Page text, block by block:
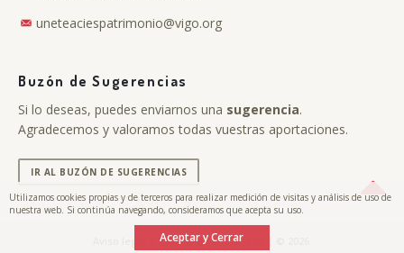
uneteaciespatrimonio@vigo.org
Buzón de Sugerencias
Si lo deseas, puedes enviarnos una sugerencia.
Agradecemos y valoramos todas vuestras aportaciones.
IR AL BUZÓN DE SUGERENCIAS
Aviso legal y Política de privacidad
Utilizamos cookies propias y de terceros para realizar medición de visitas y análisis de uso de
nuestra web. Si continúa navegando, consideramos que acepta su uso.
Aceptar y Cerrar